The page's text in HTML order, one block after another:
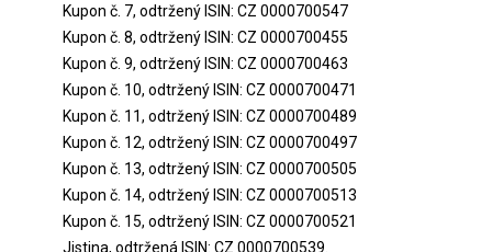
Kupon č. 7, odtržený ISIN: CZ 0000700547
Kupon č. 8, odtržený ISIN: CZ 0000700455
Kupon č. 9, odtržený ISIN: CZ 0000700463
Kupon č. 10, odtržený ISIN: CZ 0000700471
Kupon č. 11, odtržený ISIN: CZ 0000700489
Kupon č. 12, odtržený ISIN: CZ 0000700497
Kupon č. 13, odtržený ISIN: CZ 0000700505
Kupon č. 14, odtržený ISIN: CZ 0000700513
Kupon č. 15, odtržený ISIN: CZ 0000700521
Jistina, odtržená ISIN: CZ 0000700539.